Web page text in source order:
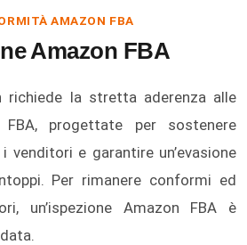
AMAZON FBA
Amazon FBA
richiede la stretta aderenza alle
FBA, progettate per sostenere
venditori e garantire un’evasione
Per rimanere conformi ed
un’ispezione Amazon FBA è